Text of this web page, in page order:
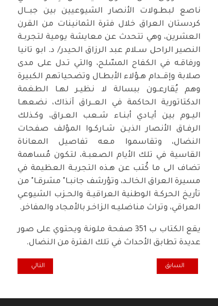
ناصع لبطـولات الأنصار الشيوعيين بين جبــال
كردستان العراق خلال فترة الثمانينات من القرن
العشرين، وهي تتحدث عن معايشة يومية لتجربـة
النصير الراحل سـلام عبد الرزاق الحيدر/ د. ابو تانيا
ورفاقـه في الكفاح المسّلح، والتي تـدل على مدى
صلابة وإقــدام هـؤلاء الأبطـال وتضحياتهم الكبيرة
وهم يُقارعـون ببسالة لا نظيـر لهـا الطغمة
الدكتاتورية الحاكمة في العــراق آنذاك، نضعهـا
اليـوم بين أيـادي أبنـاء شـعب العـراق، وكـذلك
الرفـاق الأنصار الذيـن شـاركـوا المؤلف صفحات
النضال، وتقاسموا معه تفاصيل المعاناة
القاسية في تلك الأيام الصعبـة، لتكون مُساهمة
تضاف الى ما كُتب عن هـذه التجربـة العظيمة في
مسيرة العراق الخالـد، وتؤرشف جانبـا" مشرقـا" من
تأريخ الحركـة الوطنية العراقيـة والحـزب الشيوعي
العراقي، وتراث مناضليـه الزاخـر بالأمجاد والمفاخر.
يقع الكتاب ب 351 صفحة ملونة ويحتوي على صور
عديدة تطابق الأحداث في تلك الفترة من النضال.
المقال السابق: حفل تأبيني جماهيري في ميونخ الالمانية بمناسبة
السابق المقال التالي:
التالي